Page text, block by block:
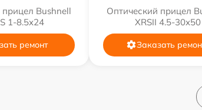
Bushnell
1-8.5x24
ремонт
Оптический прицел
XRSII 4.5-30x50
Заказать